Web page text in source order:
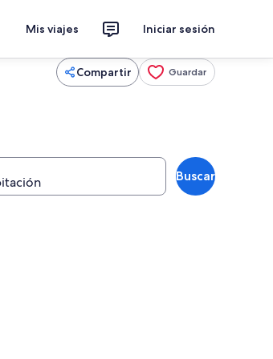
Mis viajes Iniciar sesión
Compartir Guardar
Buscar